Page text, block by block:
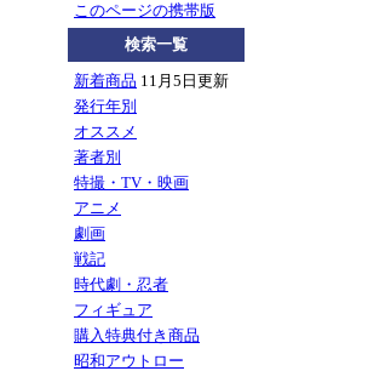
このページの携帯版
検索一覧
新着商品 11月5日更新
発行年別
オススメ
著者別
特撮・TV・映画
アニメ
劇画
戦記
時代劇・忍者
フィギュア
購入特典付き商品
昭和アウトロー